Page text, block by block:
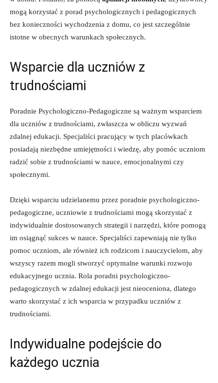
mogą korzystać z porad psychologicznych i pedagogicznych
bez konieczności wychodzenia z domu, co jest szczególnie⁤
istotne w obecnych ⁣warunkach społecznych.
Wsparcie dla ⁢uczniów z
trudnościami
Poradnie Psychologiczno-Pedagogiczne są ważnym⁤ wsparciem‌
dla​ uczniów z ‌trudnościami, zwłaszcza​ w obliczu wyzwań
zdalnej edukacji. Specjaliści pracujący w⁣ tych placówkach
posiadają niezbędne umiejętności i wiedzę, aby pomóc uczniom
radzić sobie ​z trudnościami⁢ w nauce, emocjonalnymi czy
społecznymi.
Dzięki wsparciu udzielanemu przez poradnie psychologiczno-
pedagogiczne, uczniowie z trudnościami ⁢mogą skorzystać⁢ z‌
indywidualnie dostosowanych‌ strategii i narzędzi, które pomogą
im osiągnąć sukces ⁣w nauce. Specjaliści zapewniają⁣ nie tylko
pomoc uczniom, ale również ⁤ich rodzicom i nauczycielom, ‌aby
⁢wszyscy razem mogli stworzyć⁣ optymalne warunki rozwoju
edukacyjnego​ ucznia. Rola poradni ​psychologiczno-
pedagogicznych w zdalnej edukacji jest nieoceniona, dlatego
‍warto skorzystać z ich ‍wsparcia w przypadku uczniów z
trudnościami.
Indywidualne podejście​ do
każdego ucznia